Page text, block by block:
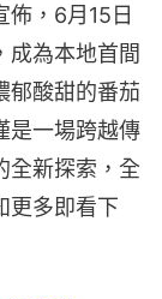
佈，6月15日
成為本地首間
郁酸甜的番茄
是一場跨越傳
全新探索，全
更多即看下